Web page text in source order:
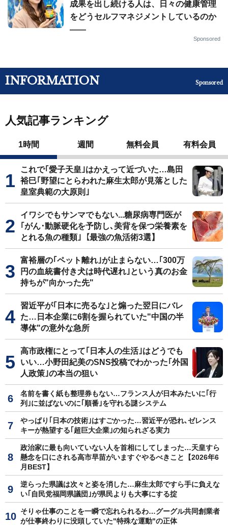
成果を出し続ける人は、日々の健康管理
をどうセルフマネジメントしているのか
——
Sponsored
INFORMATION Sponsored
人気記事ランキング
1時間 週間 無料会員 有料会員
これで｢愛子天皇｣はかえって近づいた…島田
裕巳｢野望にとらわれた麻生太郎が見落とした
皇室典範の大原則｣
イワシでもサンマでもない...糖尿病専門医が
｢がん･動脈硬化を予防し､美背を保つ栄養素を
とれる魚の種類｣【最強の魚活術3選】
富裕層の｢ペット離れ｣が止まらない…｢300万
円の血統書付き犬は時代遅れ｣という真のお金
持ちが"向かった先"
習近平が｢日本に売るな｣と煽った翌日にバレ
た…日本企業に6割を握られていた"中国の半
導体"の意外な急所
高市政権にとって｢日本人の生活｣はどうでも
いい…小野田紀美のSNS投稿でわかった｢外国
人政策｣の本当の狙い
名前を書く紙も整理券もない…フランス人が日本みたいに｢行
列｣に並ばないのに｢順番｣を守れる謎システム
やっぱり｢日本の技術｣はすごかった…習近平が恐れ､ゼレンス
キーが熱望する｢超巨大企業｣の知られざる実力
政治家に最も向いていない人を首相にしてしまった…天皇すら
懸念を口にされる高市早苗がいますぐやるべきこと【2026年6
月BEST】
逆らった県議は次々と姿を消した…麻生太郎ですら手に負えな
い｢自民党福岡県議団｣が県民よりも大事にする掟
そりゃ仕事のことを一瞬で忘れられるわ…グーグル共同創業者
が仕事終わりに没頭していた"特殊な運動"の正体